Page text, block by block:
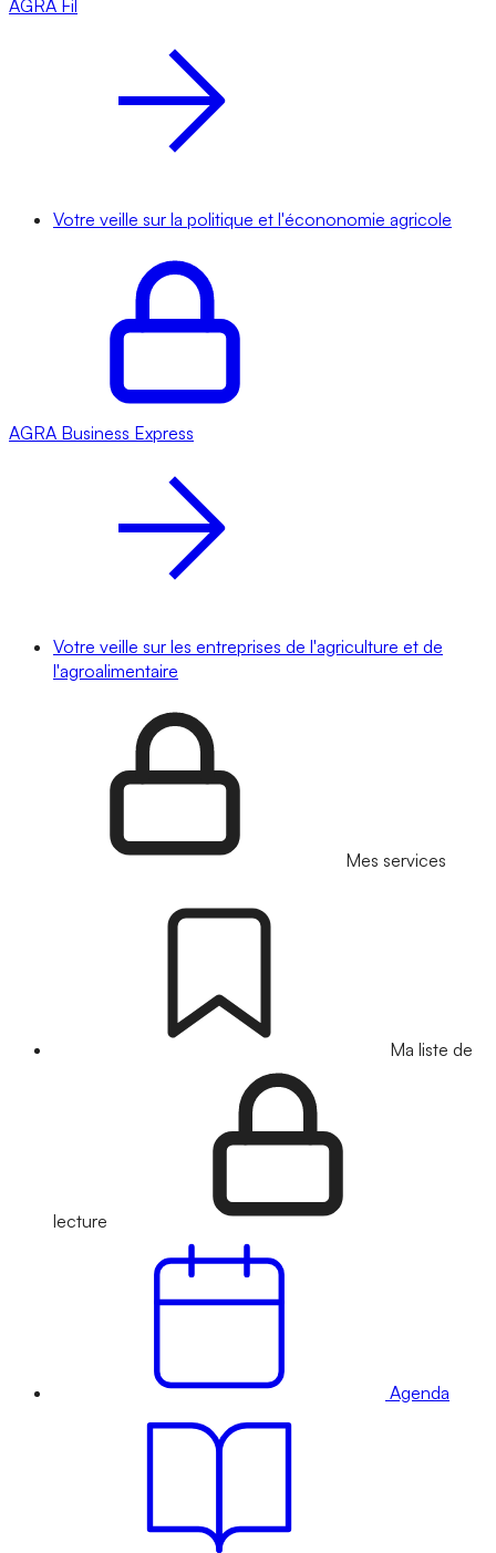
AGRA Fil
Votre veille sur la politique et l'écononomie agricole
AGRA Business Express
Votre veille sur les entreprises de l'agriculture et de
l'agroalimentaire
Mes services
Ma liste de
lecture
Agenda